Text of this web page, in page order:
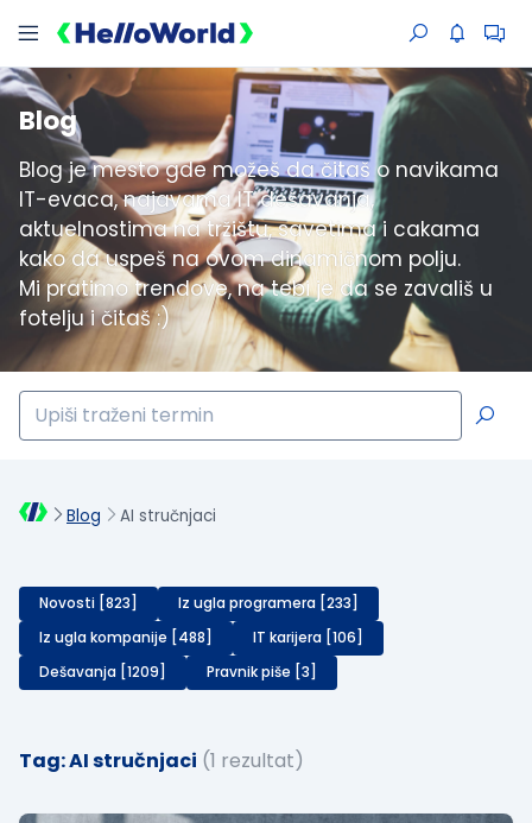
Blog
Blog je mesto gde možeš da čitaš o navikama
IT-evaca, najavama IT dešavanja,
aktuelnostima na tržištu, savetima i cakama
kako da uspeš na ovom dinamičnom polju.
Mi pratimo trendove, na tebi je da se zavališ u
fotelju i čitaš :)
Blog AI stručnjaci
Novosti [823]
Iz ugla programera [233]
Iz ugla kompanije [488]
IT karijera [106]
Dešavanja [1209]
Pravnik piše [3]
Tag: AI stručnjaci (1 rezultat)